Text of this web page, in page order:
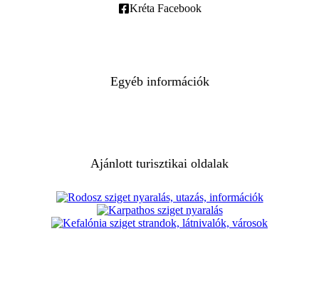
Kréta Facebook
Egyéb információk
Ajánlott turisztikai oldalak